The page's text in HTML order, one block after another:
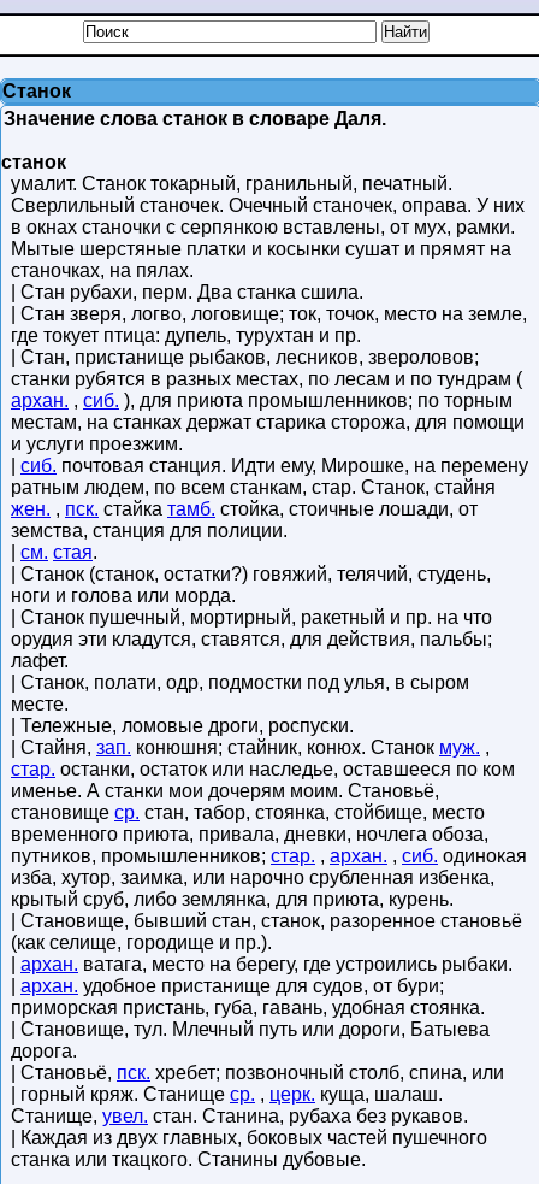
Станок
Значение слова станок в словаре Даля.
станок
умалит. Станок токарный, гранильный, печатный.
Сверлильный станочек. Очечный станочек, оправа. У них
в окнах станочки с серпянкою вставлены, от мух, рамки.
Мытые шерстяные платки и косынки сушат и прямят на
станочках, на пялах.
| Стан рубахи, перм. Два станка сшила.
| Стан зверя, логво, логовище; ток, точок, место на земле,
где токует птица: дупель, турухтан и пр.
| Стан, пристанище рыбаков, лесников, звероловов;
станки рубятся в разных местах, по лесам и по тундрам (
архан. , сиб. ), для приюта промышленников; по торным
местам, на станках держат старика сторожа, для помощи
и услуги проезжим.
сиб. почтовая станция. Идти ему, Мирошке, на перемену
ратным людем, по всем станкам, стар. Станок, стайня
жен. , пск. стайка тамб. стойка, стоичные лошади, от
земства, станция для полиции.
см. стая.
| Станок (станок, остатки?) говяжий, телячий, студень,
ноги и голова или морда.
| Станок пушечный, мортирный, ракетный и пр. на что
орудия эти кладутся, ставятся, для действия, пальбы;
лафет.
| Станок, полати, одр, подмостки под улья, в сыром
месте.
| Тележные, ломовые дроги, роспуски.
| Стайня, зап. конюшня; стайник, конюх. Станок муж. ,
стар. останки, остаток или наследье, оставшееся по ком
именье. А станки мои дочерям моим. Становьё,
становище ср. стан, табор, стоянка, стойбище, место
временного приюта, привала, дневки, ночлега обоза,
путников, промышленников; стар. , архан. , сиб. одинокая
изба, хутор, заимка, или нарочно срубленная избенка,
крытый сруб, либо землянка, для приюта, курень.
| Становище, бывший стан, станок, разоренное становьё
(как селище, городище и пр.).
архан. ватага, место на берегу, где устроились рыбаки.
архан. удобное пристанище для судов, от бури;
приморская пристань, губа, гавань, удобная стоянка.
| Становище, тул. Млечный путь или дороги, Батыева
дорога.
| Становьё, пск. хребет; позвоночный столб, спина, или
| горный кряж. Станище ср. , церк. куща, шалаш.
Станище, увел. стан. Станина, рубаха без рукавов.
| Каждая из двух главных, боковых частей пушечного
станка или ткацкого. Станины дубовые.